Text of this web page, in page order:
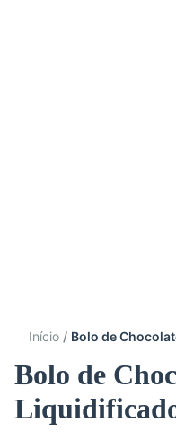
Início Bolo de
Bolo de